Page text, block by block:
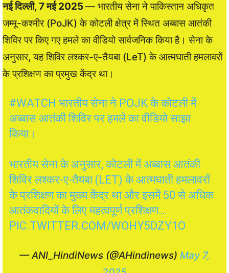
नई दिल्ली, 7 मई 2025— भारतीय सेना ने पाकिस्तान अधिकृत
जम्मू-कश्मीर (PoJK) के कोटली क्षेत्र में स्थित अब्बास आतंकी
शिविर पर किए गए हमले का वीडियो सार्वजनिक किया है। सेना के
अनुसार, यह शिविर लश्कर-ए-तैयबा (LeT) के आत्मघाती हमलावरों
के प्रशिक्षण का प्रमुख केंद्र था।
#WATCH भारतीय सेना ने POJK के कोटली में
अब्बास आतंकी शिविर पर हमले का वीडियो साझा
किया।
भारतीय सेना के अनुसार, कोटली में अब्बास आतंकी
शिविर लश्कर-ए-तैयबा (LET) के आत्मघाती हमलावरों
के प्रशिक्षण का मुख्य केंद्र था और इसमें 50 से अधिक
आतंकवादियों के लिए महत्वपूर्ण प्रशिक्षण…
PIC.TWITTER.COM/WOHY5DZY1O
— ANI_HindiNews (@AHindinews) May 7,